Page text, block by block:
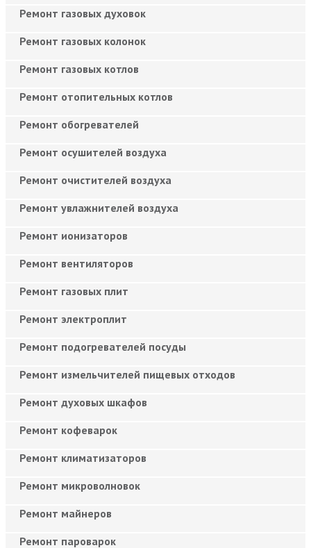
Ремонт газовых духовок
Ремонт газовых колонок
Ремонт газовых котлов
Ремонт отопительных котлов
Ремонт обогревателей
Ремонт осушителей воздуха
Ремонт очистителей воздуха
Ремонт увлажнителей воздуха
Ремонт ионизаторов
Ремонт вентиляторов
Ремонт газовых плит
Ремонт электроплит
Ремонт подогревателей посуды
Ремонт измельчителей пищевых отходов
Ремонт духовых шкафов
Ремонт кофеварок
Ремонт климатизаторов
Ремонт микроволновок
Ремонт майнеров
Ремонт пароварок